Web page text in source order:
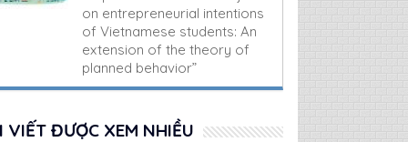
on entrepreneurial intentions
of Vietnamese students: An
extension of the theory of
planned behavior”
VIẾT ĐƯỢC XEM NHIỀU